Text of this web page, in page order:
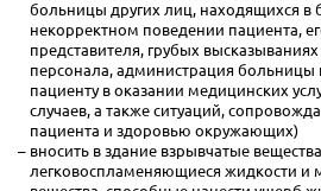
больницы других лиц, находящихся в
некорректном поведении пациента,
представителя, грубых
персонала, администрация больницы
пациенту в оказании медицинских
случаев, а также ситуаций,
пациента и здоровью окружающих)
вносить в здание взрывчатые
легковоспламеняющиеся жидкости и